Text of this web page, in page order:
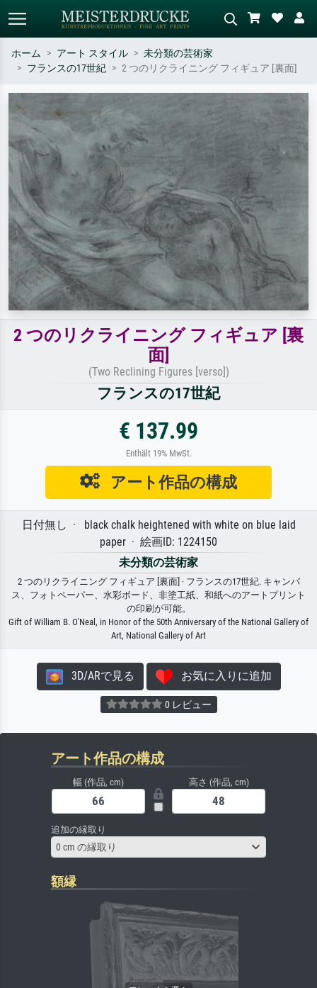
作家名・作品名・スタイルで検索
– 例：モネ、星月夜、印象派、北
斎の波、ヌード。
シーンを説明してください – 例：
緑の草原、赤の多い抽象画、暗い
油絵、木のそばの立ち姿のヌー
ホーム アート スタイル
未分類の芸術家
フランスの17世紀
2 つのリクライニング フィギュア [裏面]
2 つのリクライニング フィギュア [裏
面]
(Two Reclining Figures [verso])
フランスの17世紀
€ 137.99
Enthält 19% MwSt.
アート作品の構成
日付無し · black chalk heightened with white on blue laid
paper · 絵画ID: 1224150
未分類の芸術家
2 つのリクライニング フィギュア [裏面] · フランスの17世紀. キャンバ
ス、フォトペーパー、水彩ボード、非塗工紙、和紙へのアートプリント
の印刷が可能。
Gift of William B. O'Neal, in Honor of the 50th Anniversary of the National Gallery of
Art, National Gallery of Art
3D/ARで見る お気に入りに追加
0 レビュー
アート作品の構成
幅 (作品, cm) 高さ (作品, cm)
追加の縁取り
0 cm の縁取り
額縁